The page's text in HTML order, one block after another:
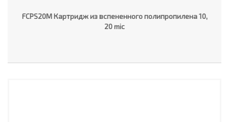
FCPS20M Картридж из вспененного полипропилена 10,
20 mic